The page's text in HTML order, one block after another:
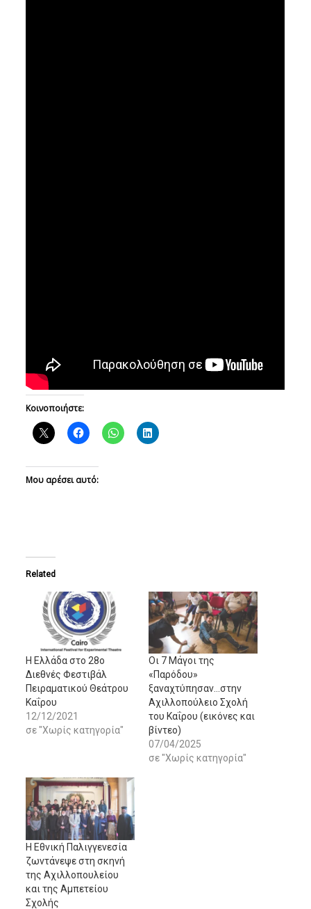
Κοινοποιήστε:
Μου αρέσει αυτό:
Related
Η Ελλάδα στο 28ο
Διεθνές Φεστιβάλ
Πειραματικού Θεάτρου
Καΐρου
12/12/2021
σε "Χωρίς κατηγορία"
Οι 7 Μάγοι της
«Παρόδου»
ξαναχτύπησαν…στην
Αχιλλοπούλειο Σχολή
του Καΐρου (εικόνες και
βίντεο)
07/04/2025
σε "Χωρίς κατηγορία"
Η Εθνική Παλιγγενεσία
ζωντάνεψε στη σκηνή
της Αχιλλοπουλείου
και της Αμπετείου
Σχολής